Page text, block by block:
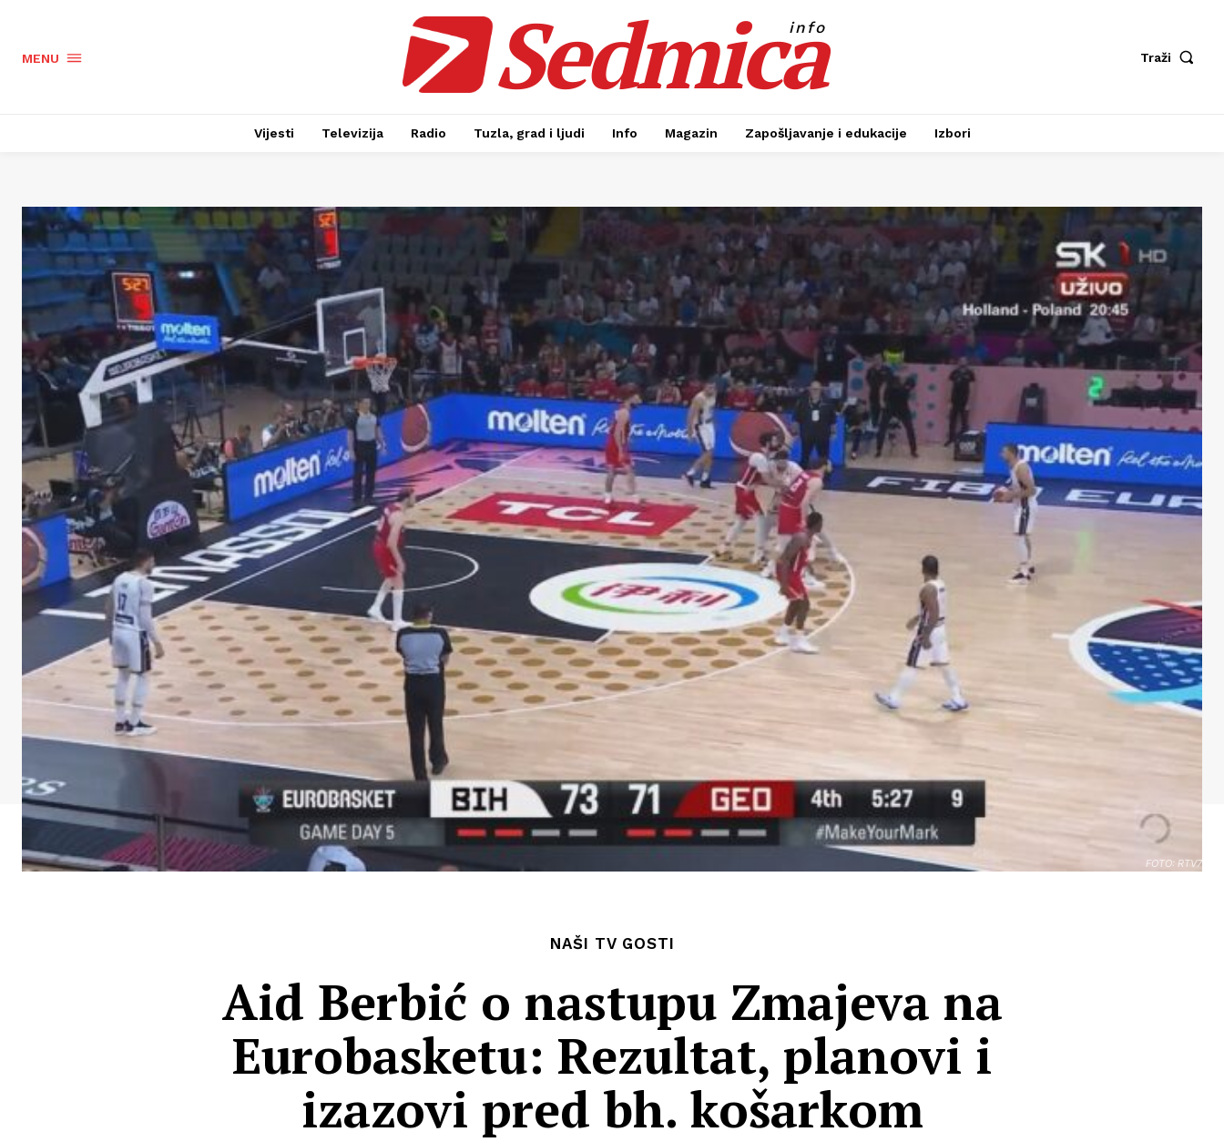
MENU Sedmica
info
Traži
Vijesti Televizija Radio Tuzla, grad i ljudi Info Magazin Zapošljavanje i edukacije Izbori
FOTO: RTV7
NAŠI TV GOSTI
Aid Berbić o nastupu Zmajeva na
Eurobasketu: Rezultat, planovi i
izazovi pred bh. košarkom